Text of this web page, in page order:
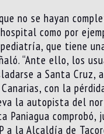
no se hayan
como por
que tiene
“Ante ello, los
a Santa Cruz,
con la
la autopista del
Paniagua comprobó,
a la Alcaldía de